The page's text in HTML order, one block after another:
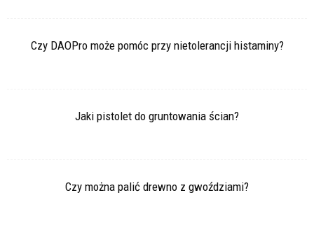
Czy DAOPro może pomóc przy nietolerancji histaminy?
Jaki pistolet do gruntowania ścian?
Czy można palić drewno z gwoździami?